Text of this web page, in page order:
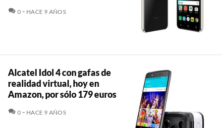
0 COMENTARIOS
HACE 9 AÑOS
Alcatel Idol 4 con gafas de
realidad virtual, hoy en
Amazon, por sólo 179 euros
0 COMENTARIOS
HACE 9 AÑOS